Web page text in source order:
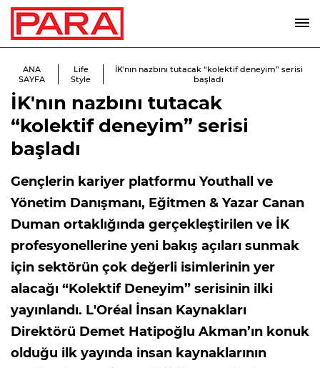
ANA
SAYFA
Life
Style
İK'nın nazbını tutacak “kolektif deneyim” serisi
başladı
İK'nın nazbını tutacak
“kolektif deneyim” serisi
başladı
Gençlerin kariyer platformu Youthall ve
Yönetim Danışmanı, Eğitmen & Yazar Canan
Duman ortaklığında gerçekleştirilen ve İK
profesyonellerine yeni bakış açıları sunmak
için sektörün çok değerli isimlerinin yer
alacağı “Kolektif Deneyim” serisinin ilki
yayınlandı. L'Oréal İnsan Kaynakları
Direktörü Demet Hatipoğlu Akman’ın konuk
olduğu ilk yayında insan kaynaklarının